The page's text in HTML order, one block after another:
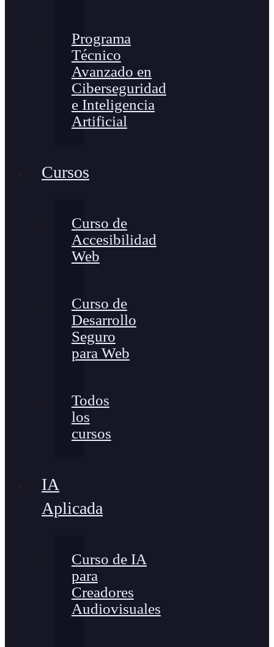
Programa
Técnico
Avanzado en
Ciberseguridad
e Inteligencia
Artificial
Cursos
Curso de
Accesibilidad
Web
Curso de
Desarrollo
Seguro
para Web
Todos
los
cursos
IA
Aplicada
Curso de IA
para
Creadores
Audiovisuales